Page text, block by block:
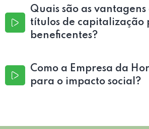
Quais são as
títulos de capitalização
beneficentes?
Como a Empresa da
para o impacto social?